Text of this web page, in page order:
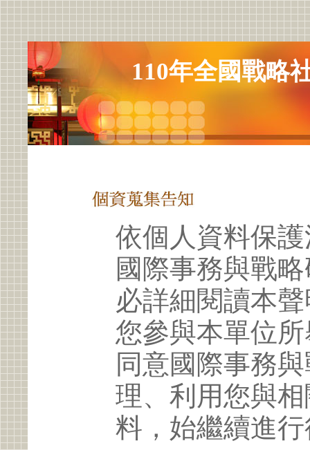
110年全國戰略
依個人資料保
國際事務與戰
必詳細閱讀本
您參與本單位
同意國際事務
理、利用您與
料，始繼續進